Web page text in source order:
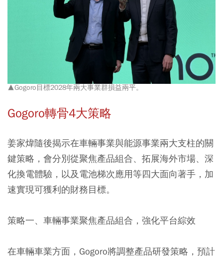
▲Gogoro目標2028年兩大事業群損益兩平。
Gogoro轉骨4大策略
姜家煒隨後揭示在車輛事業與能源事業兩大支柱的關
鍵策略，會分別從聚焦產品組合、拓展海外市場、深
化換電體驗，以及電池梯次應用等四大面向著手，加
速實現可獲利的財務目標。
策略一、車輛事業聚焦產品組合，強化平台綜效
在車輛車業方面，Gogoro將調整產品研發策略，預計